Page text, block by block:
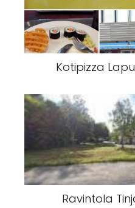
Kotipizza
Ravintola